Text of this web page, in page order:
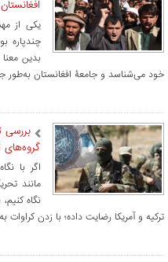
افغانستان
یکی از
چندپاره
بدین
خود می‌شناسد و جامعۀ افغانستان به‌طور
بررسی
گروه‌‏های
اگر با
مانند
نگاه
ترکیه و آمریکا رضایت داده؛ با زدن کراوات